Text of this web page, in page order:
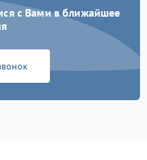
с Вами в ближайшее